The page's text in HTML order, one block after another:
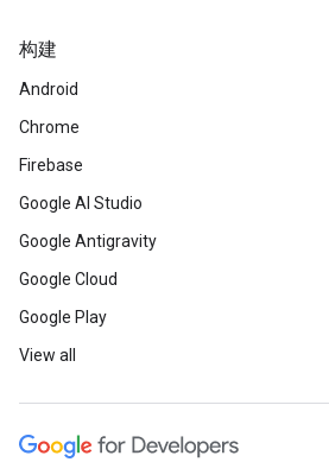
构建
Android
Chrome
Firebase
Google AI Studio
Google Antigravity
Google Cloud
Google Play
View all